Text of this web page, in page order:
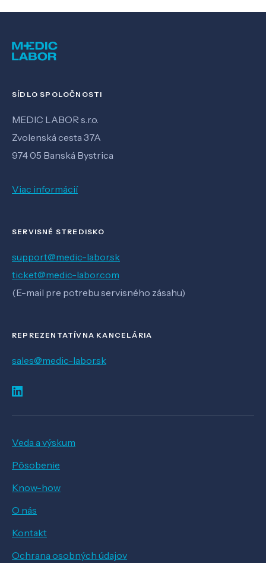
SÍDLO SPOLOČNOSTI
MEDIC LABOR s.r.o.
Zvolenská cesta 37A
974 05 Banská Bystrica
Viac informácií
SERVISNÉ STREDISKO
support@medic-labor.sk
ticket@medic-labor.com
(E-mail pre potrebu servisného zásahu)
REPREZENTATÍVNA KANCELÁRIA
sales@medic-labor.sk
Veda a výskum
Pôsobenie
Know-how
O nás
Kontakt
Ochrana osobných údajov